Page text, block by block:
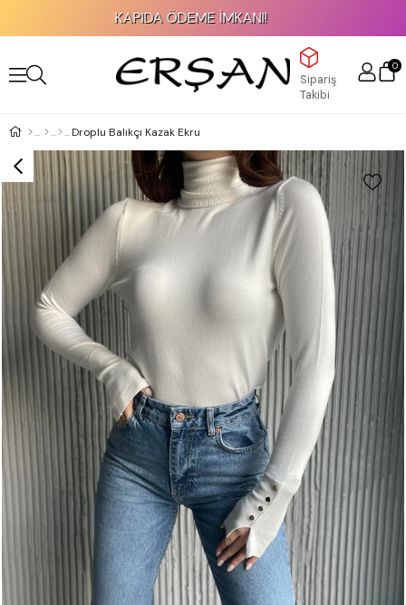
KAPIDA ÖDEME İMKANI!
Sipariş
Takibi
0
Droplu Balıkçı Kazak Ekru